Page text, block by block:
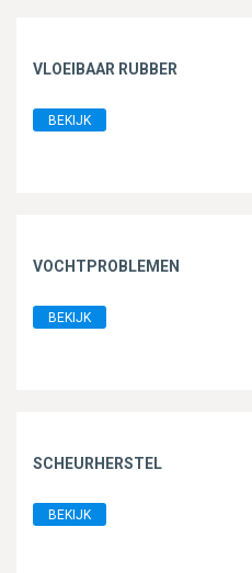
VLOEIBAAR RUBBER
BEKIJK
VOCHTPROBLEMEN
BEKIJK
SCHEURHERSTEL
BEKIJK